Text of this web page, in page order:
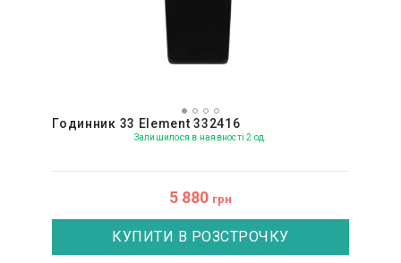
Годинник 33 Element 332416
Залишилося в наявності 2 од.
5 880 грн
КУПИТИ В РОЗСТРОЧКУ